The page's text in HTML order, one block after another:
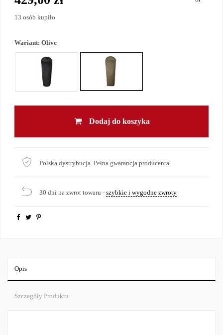
13 osób kupiło
Wariant: Olive
Dodaj do koszyka
Polska dystrybucja. Pełna gwarancja producenta.
30 dni na zwrot towaru - szybkie i wygodne zwroty
Opis
Szczegóły Produktu